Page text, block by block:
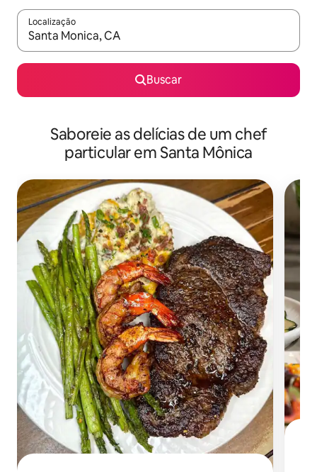
Localização
Quando os resultados estiverem disponíveis, explore-os
Buscar
Saboreie as delícias de um chef
particular em Santa Mônica